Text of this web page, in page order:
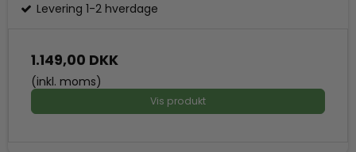
Levering 1-2 hverdage
1.149,00 DKK
(inkl. moms)
Vis produkt